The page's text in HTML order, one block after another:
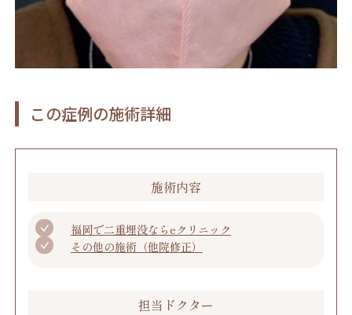
この症例の施術詳細
施術内容
福岡で二重埋没ならeクリニック
その他の施術（他院修正）
担当ドクター